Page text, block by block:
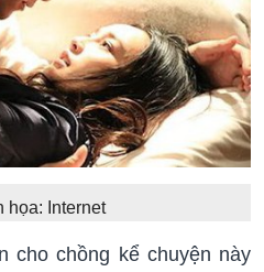
họa: Internet
cho chồng kể chuyện này